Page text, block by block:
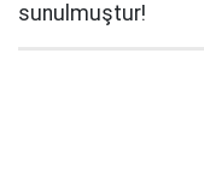
sunulmuştur!